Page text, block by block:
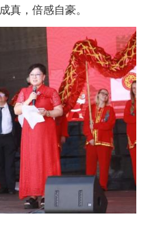
真，倍感自豪。